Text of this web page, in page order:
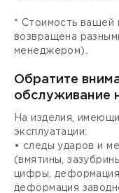
* Стоимость вашей
возвращена
менеджером).
Обратите
обслуживание
На изделия,
эксплуатации:
• следы ударов и
(вмятины,
цифры, деформация
деформация